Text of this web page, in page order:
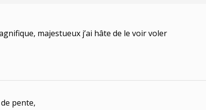
majestueux j’ai hâte de le voir voler
pente,